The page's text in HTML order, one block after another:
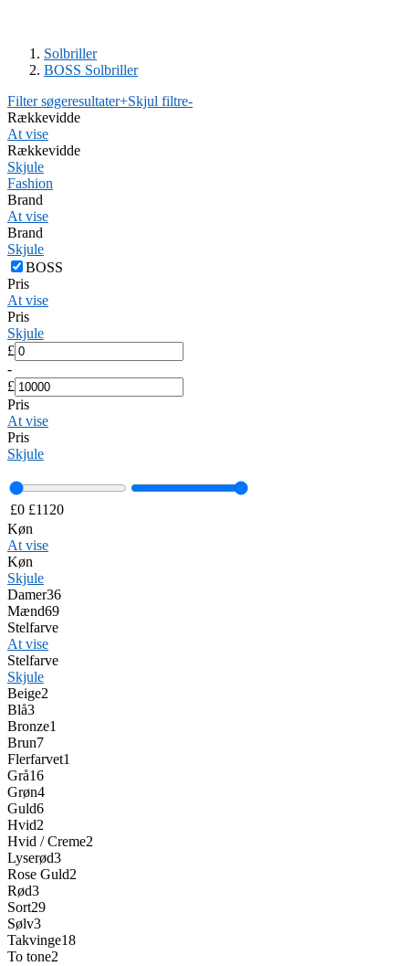
Solbriller
BOSS Solbriller
Filter søgeresultater+Skjul filtre-
Rækkevidde
At vise
Rækkevidde
Skjule
Fashion
Brand
At vise
Brand
Skjule
BOSS
Pris
At vise
Pris
Skjule
£
-
£
Pris
At vise
Pris
Skjule
£0 £1120
Køn
At vise
Køn
Skjule
Damer36
Mænd69
Stelfarve
At vise
Stelfarve
Skjule
Beige2
Blå3
Bronze1
Brun7
Flerfarvet1
Grå16
Grøn4
Guld6
Hvid2
Hvid / Creme2
Lyserød3
Rose Guld2
Rød3
Sort29
Sølv3
Takvinge18
To tone2